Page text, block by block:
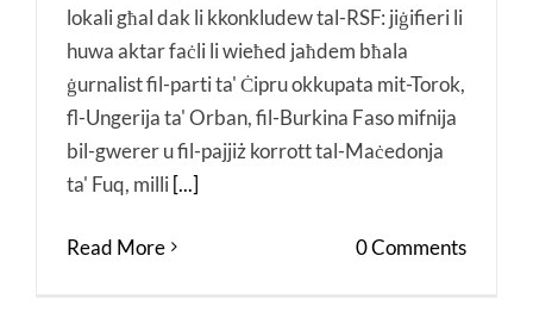
lokali għal dak li kkonkludew tal-RSF: jiġifieri li
huwa aktar faċli li wieħed jaħdem bħala
ġurnalist fil-parti ta' Ċipru okkupata mit-Torok,
fl-Ungerija ta' Orban, fil-Burkina Faso mifnija
bil-gwerer u fil-pajjiż korrott tal-Maċedonja
ta' Fuq, milli[...]
Read More 0 Comments